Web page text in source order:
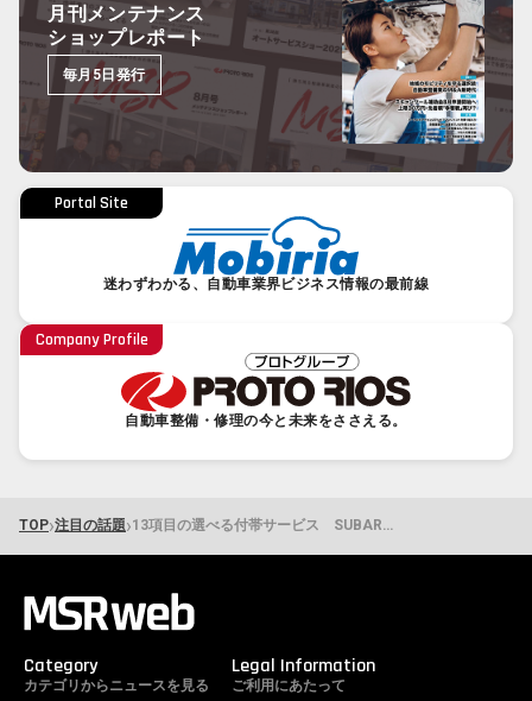
月刊メンテナンス
ショップレポート
毎月5日発行
Portal Site
迷わずわかる、自動車業界ビジネス情報の最前線
Company Profile
自動車整備・修理の今と未来をささえる。
TOP›注目の話題› 13項目の選べる付帯サービス SUBARU車の長い保有期間に寄り添う新プラン「SUBARU Care Passport」が販売開始
Category
カテゴリからニュースを見る
Legal Information
ご利用にあたって